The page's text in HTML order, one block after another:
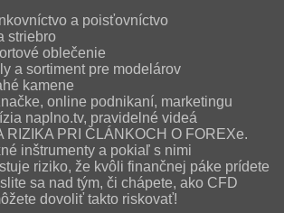
a poisťovníctvo
striebro
oblečenie
a sortiment pre modelárov
kamene
online podnikaní, marketingu
naplno.tv, pravidelné videá
RIZIKA PRI ČLÁNKOCH O FOREXe.
inštrumenty a pokiaľ s nimi
riziko, že kvôli finančnej páke prídete
sa nad tým, či chápete, ako CFD
dovoliť takto riskovať!